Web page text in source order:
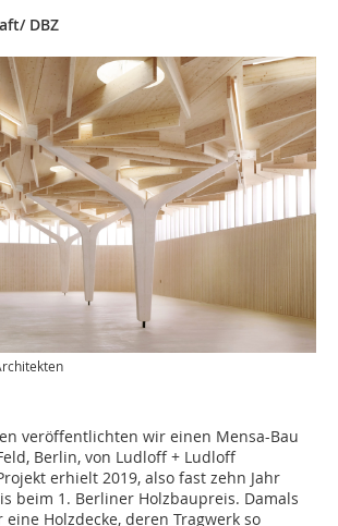
DBZ
veröffentlichten wir einen Mensa-Bau
Berlin, von Ludloff + Ludloff
erhielt 2019, also fast zehn Jahr
beim 1. Berliner Holzbaupreis. Damals
Holzdecke, deren Tragwerk so